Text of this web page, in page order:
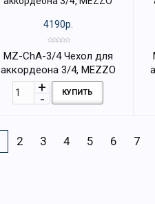
4190р.
MZ-ChA-3/4 Чехол для
аккордеона 3/4, MEZZO
КУПИТЬ
2 3 4 5 6 7